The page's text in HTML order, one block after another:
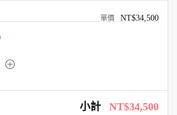
NT$34,500
小計 NT$34,500